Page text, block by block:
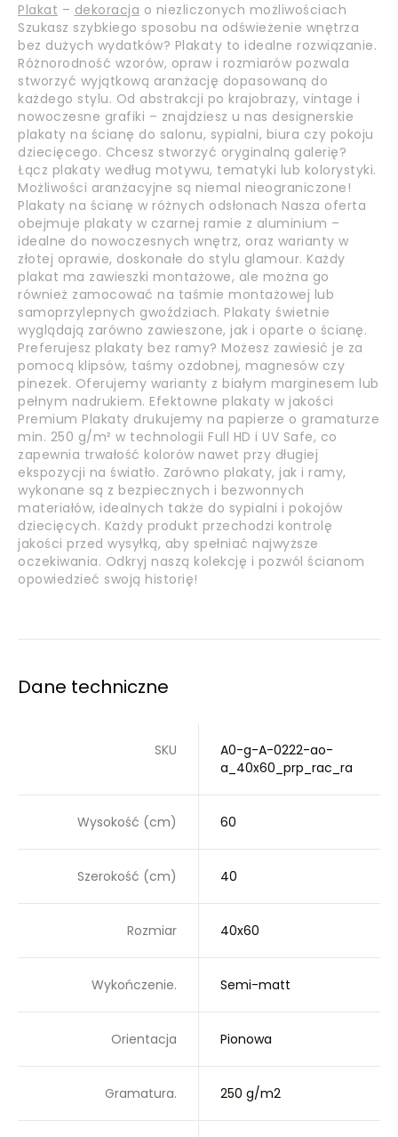
Plakat – dekoracja o niezliczonych możliwościach
Szukasz szybkiego sposobu na odświeżenie wnętrza
bez dużych wydatków? Plakaty to idealne rozwiązanie.
Różnorodność wzorów, opraw i rozmiarów pozwala
stworzyć wyjątkową aranżację dopasowaną do
każdego stylu. Od abstrakcji po krajobrazy, vintage i
nowoczesne grafiki – znajdziesz u nas designerskie
plakaty na ścianę do salonu, sypialni, biura czy pokoju
dziecięcego. Chcesz stworzyć oryginalną galerię?
Łącz plakaty według motywu, tematyki lub kolorystyki.
Możliwości aranżacyjne są niemal nieograniczone!
Plakaty na ścianę w różnych odsłonach Nasza oferta
obejmuje plakaty w czarnej ramie z aluminium –
idealne do nowoczesnych wnętrz, oraz warianty w
złotej oprawie, doskonałe do stylu glamour. Każdy
plakat ma zawieszki montażowe, ale można go
również zamocować na taśmie montażowej lub
samoprzylepnych gwoździach. Plakaty świetnie
wyglądają zarówno zawieszone, jak i oparte o ścianę.
Preferujesz plakaty bez ramy? Możesz zawiesić je za
pomocą klipsów, taśmy ozdobnej, magnesów czy
pinezek. Oferujemy warianty z białym marginesem lub
pełnym nadrukiem. Efektowne plakaty w jakości
Premium Plakaty drukujemy na papierze o gramaturze
min. 250 g/m² w technologii Full HD i UV Safe, co
zapewnia trwałość kolorów nawet przy długiej
ekspozycji na światło. Zarówno plakaty, jak i ramy,
wykonane są z bezpiecznych i bezwonnych
materiałów, idealnych także do sypialni i pokojów
dziecięcych. Każdy produkt przechodzi kontrolę
jakości przed wysyłką, aby spełniać najwyższe
oczekiwania. Odkryj naszą kolekcję i pozwól ścianom
opowiedzieć swoją historię!
Dane techniczne
SKU
A0-g-A-0222-ao-
a_40x60_prp_rac_ra
Wysokość (cm) 60
Szerokość (cm) 40
Rozmiar 40x60
Wykończenie. Semi-matt
Orientacja Pionowa
Gramatura. 250 g/m2